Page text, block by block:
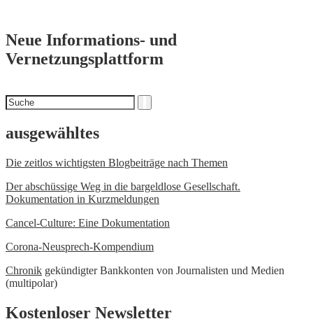
Neue Informations- und
Vernetzungsplattform
Suchen
nach
ausgewähltes
Die zeitlos wichtigsten Blogbeiträge nach Themen
Der abschüssige Weg in die bargeldlose Gesellschaft.
Dokumentation in Kurzmeldungen
Cancel-Culture: Eine Dokumentation
Corona-Neusprech-Kompendium
Chronik gekündigter Bankkonten von Journalisten und Medien
(multipolar)
Kostenloser Newsletter